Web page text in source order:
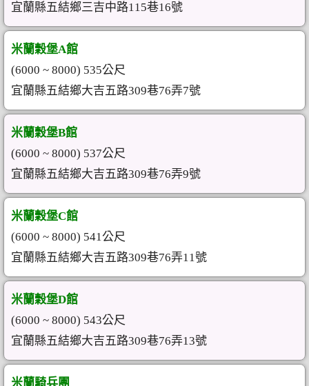
宜蘭縣五結鄉三吉中路115巷16號
米蘭穀堡A館
(6000 ~ 8000) 535公尺
宜蘭縣五結鄉大吉五路309巷76弄7號
米蘭穀堡B館
(6000 ~ 8000) 537公尺
宜蘭縣五結鄉大吉五路309巷76弄9號
米蘭穀堡C館
(6000 ~ 8000) 541公尺
宜蘭縣五結鄉大吉五路309巷76弄11號
米蘭穀堡D館
(6000 ~ 8000) 543公尺
宜蘭縣五結鄉大吉五路309巷76弄13號
米蘭騎兵團